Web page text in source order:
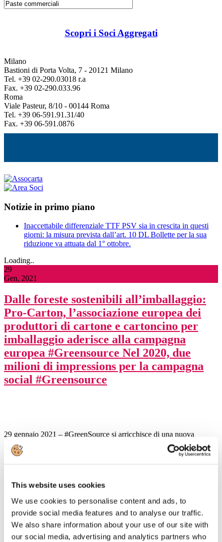
This website uses cookies
We use cookies to personalise content and ads, to
provide social media features and to analyse our traffic.
We also share information about your use of our site with
our social media, advertising and analytics partners who
Scopri i Soci Aggregati
Milano
Bastioni di Porta Volta, 7 - 20121 Milano
Tel. +39 02-290.03018 r.a
Fax. +39 02-290.033.96
Roma
Viale Pasteur, 8/10 - 00144 Roma
Tel. +39 06-591.91.31/40
Fax. +39 06-591.0876
Notizie in primo piano
Inaccettabile differenziale TTF PSV sia in crescita in questi
giorni: la misura prevista dall’art. 10 DL Bollette per la sua
riduzione va attuata dal 1° ottobre.
Loading..
29
Gen, 2021
Dalle foreste sostenibili all’imballaggio:
Pro-Carton, l’associazione europea dei
produttori di cartone e cartoncino per
imballaggio aderisce alla campagna
europea #Greensource Nel 2020, due
milioni di impressions per la campagna
social #Greensource
29 gennaio 2021 – #GreenSource si arricchisce di una nuova
componente industriale a livello europeo con l’adesione di Pro-
Carton (Associazione Europea dei produttori di catone e cartoncino)
La campagna europea #Greensource è stata lanciata nel 2020 da
(Associazione europea del settore della pasta di cellulosa) Assocarta
e altre associazioni nazionali per spiegare come la filiera cartaria e
forestale può contribuire all'obiettivo della neutralità climatica al